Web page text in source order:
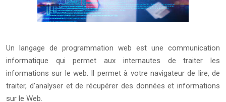
Un langage de programmation web est une communication
informatique qui permet aux internautes de traiter les
informations sur le web. Il permet à votre navigateur de lire, de
traiter, d’analyser et de récupérer des données et informations
sur le Web.